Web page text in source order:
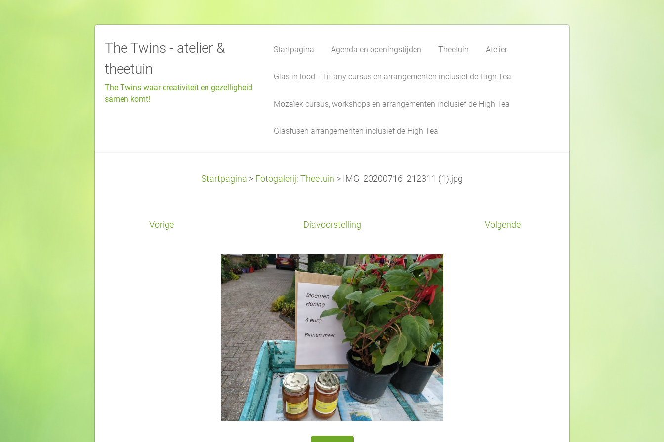
The Twins - atelier &
theetuin
The Twins waar creativiteit en gezelligheid
samen komt!
Startpagina Agenda en openingstijden Theetuin Atelier
Glas in lood - Tiffany cursus en arrangementen inclusief de High Tea
Mozaïek cursus, workshops en arrangementen inclusief de High Tea
Glasfusen arrangementen inclusief de High Tea
Startpagina > Fotogalerij: Theetuin > IMG_20200716_212311 (1).jpg
Vorige Diavoorstelling Volgende